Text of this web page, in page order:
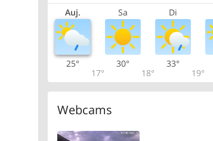
Auj. Sa Di
25°
17°
30°
18°
33°
19°
Webcams